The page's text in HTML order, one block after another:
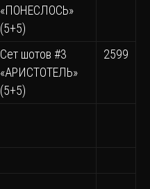
«ПОНЕСЛОСЬ»
(5+5)
Сет шотов #3
«АРИСТОТЕЛЬ»
(5+5)
2599